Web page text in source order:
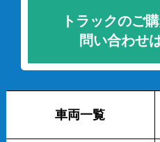
トラックのご
問い合わせ
車両一覧